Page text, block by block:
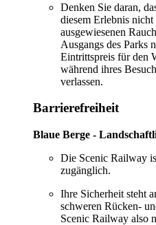
Denken Sie daran,
diesem Erlebnis
ausgewiesenen
Ausgangs des Parks
Eintrittspreis für den
während ihres
verlassen.
Barrierefreiheit
Blaue Berge -
Die Scenic Railway
zugänglich.
Ihre Sicherheit steht
schweren Rücken-
Scenic Railway also